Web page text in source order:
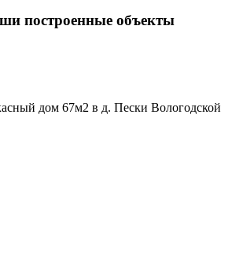
построенные объекты
дом 67м2 в д. Пески Вологодской